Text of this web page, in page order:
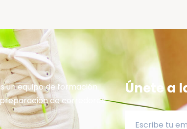
un equipo de formación
de corredores.
Únete a